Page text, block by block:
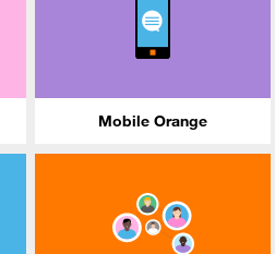
Mobile Orange